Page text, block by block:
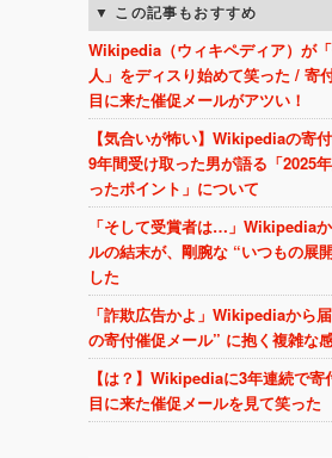
この記事もおすすめ
Wikipedia（ウィキペディア）が
人」をディスり始めて笑った / 寄
目に来た催促メールがアツい！
【気合いが怖い】Wikipediaの寄
9年間受け取った男が語る「2025
ったポイント」について
「そして受賞者は…」Wikipedia
ルの結末が、剛腕な “いつもの展
した
「詐欺広告かよ」Wikipediaから
の寄付催促メール” に抱く複雑な
【は？】Wikipediaに3年連続で寄
目に来た催促メールを見て笑った